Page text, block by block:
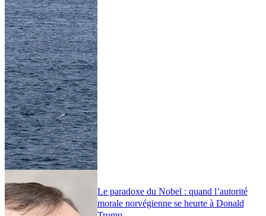
Le paradoxe du Nobel : quand l’autorité
morale norvégienne se heurte à Donald